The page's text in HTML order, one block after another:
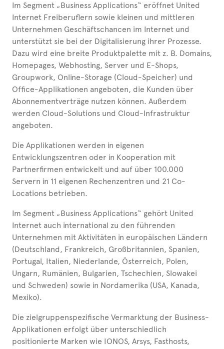
Im Segment „Business Applications“ eröffnet United
Internet Freiberuflern sowie kleinen und mittleren
Unternehmen Geschäftschancen im Internet und
unterstützt sie bei der Digitalisierung ihrer Prozesse.
Dazu wird eine breite Produktpalette mit z. B. Domains,
Homepages, Webhosting, Server und E-Shops,
Groupwork, Online-Storage (Cloud-Speicher) und
Office-Applikationen angeboten, die Kunden über
Abonnementverträge nutzen können. Außerdem
werden Cloud-Solutions und Cloud-Infrastruktur
angeboten.
Die Applikationen werden in eigenen
Entwicklungszentren oder in Kooperation mit
Partnerfirmen entwickelt und auf über 100.000
Servern in 11 eigenen Rechenzentren und 21 Co-
Locations betrieben.
Im Segment „Business Applications“ gehört United
Internet auch international zu den führenden
Unternehmen mit Aktivitäten in europäischen Ländern
(Deutschland, Frankreich, Großbritannien, Spanien,
Portugal, Italien, Niederlande, Österreich, Polen,
Ungarn, Rumänien, Bulgarien, Tschechien, Slowakei
und Schweden) sowie in Nordamerika (USA, Kanada,
Mexiko).
Die zielgruppenspezifische Vermarktung der Business-
Applikationen erfolgt über unterschiedlich
positionierte Marken wie IONOS, Arsys, Fasthosts,